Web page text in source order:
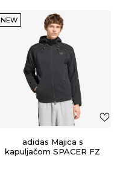
NEW
adidas Majica s
kapuljačom SPACER FZ